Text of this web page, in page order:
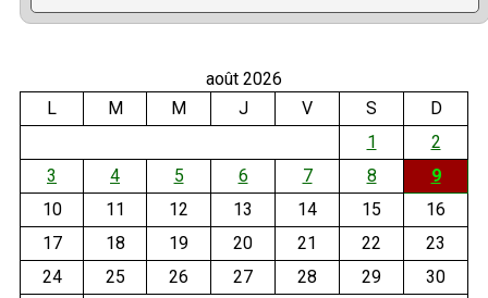
août 2026
L
M M J V S
D
1
2
3
4 5 6 7 8
9
10
11 12 13 14 15
16
17
18 19 20 21 22
23
24
25 26 27 28 29
30